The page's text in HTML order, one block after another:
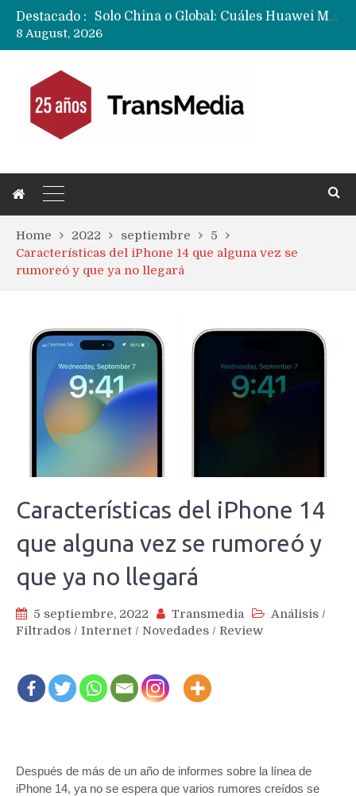
Destacado :
Data Centers de Huawei en Chile, México, Brasil,Perú y Argentina podrían verse afectados por arremetida de EE.UU
8 August, 2026
Home 2022 septiembre
5
Características del iPhone 14 que alguna vez se
rumoreó y que ya no llegará
Características del iPhone 14
que alguna vez se rumoreó y
que ya no llegará
5 septiembre, 2022 Transmedia Análisis /
Filtrados / Internet / Novedades / Review
Después de más de un año de informes sobre la línea de
iPhone 14, ya no se espera que varios rumores creídos se